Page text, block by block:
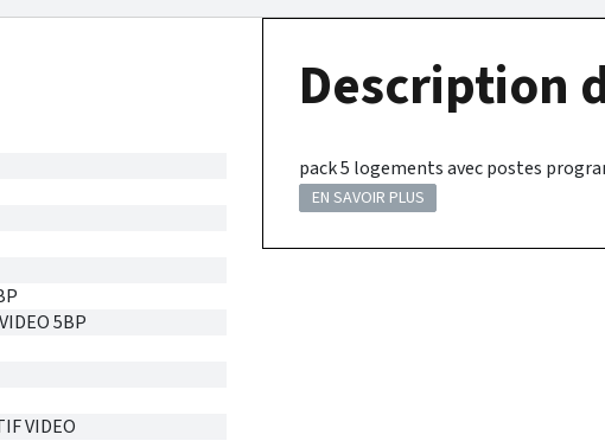
5BP
VIDEO
Description
pack 5 logements avec postes
EN SAVOIR PLUS